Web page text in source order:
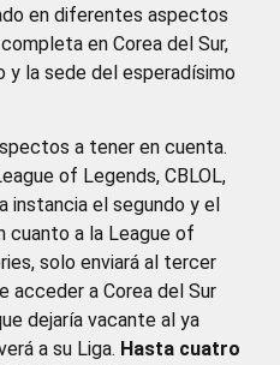
en diferentes aspectos
en Corea del Sur,
y la sede del esperadísimo
a tener en cuenta.
of Legends, CBLOL,
instancia el segundo y el
cuanto a la League of
solo enviará al tercer
acceder a Corea del Sur
dejaría vacante al ya
a su Liga. Hasta cuatro